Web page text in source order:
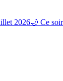
2026🌙 Ce